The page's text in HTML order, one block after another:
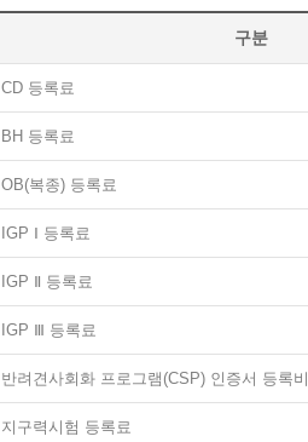
구분
CD 등록료
BH 등록료
OB(복종) 등록료
IGP Ⅰ 등록료
IGP Ⅱ 등록료
IGP Ⅲ 등록료
반려견사회화 프로그램(CSP) 인증서 등록비
지구력시험 등록료